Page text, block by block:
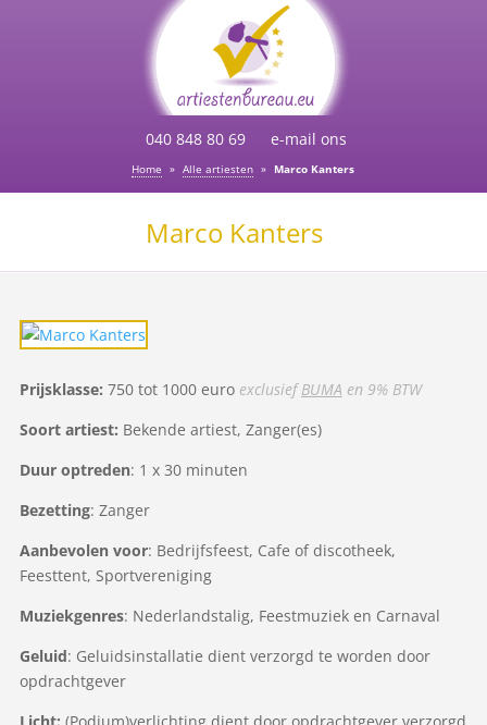
040 848 80 69 e-mail ons
Home » Alle artiesten » Marco Kanters
Marco Kanters
Prijsklasse: 750 tot 1000 euro exclusiefBUMA en 9% BTW
Soort artiest: Bekende artiest, Zanger(es)
Duur optreden: 1 x 30 minuten
Bezetting: Zanger
Aanbevolen voor: Bedrijfsfeest, Cafe of discotheek,
Feesttent, Sportvereniging
Muziekgenres: Nederlandstalig, Feestmuziek en Carnaval
Geluid: Geluidsinstallatie dient verzorgd te worden door
opdrachtgever
Licht: (Podium)verlichting dient door opdrachtgever verzorgd